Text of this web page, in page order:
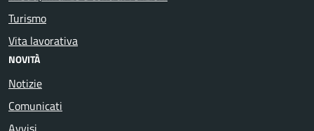
Turismo
Vita lavorativa
NOVITÀ
Notizie
Comunicati